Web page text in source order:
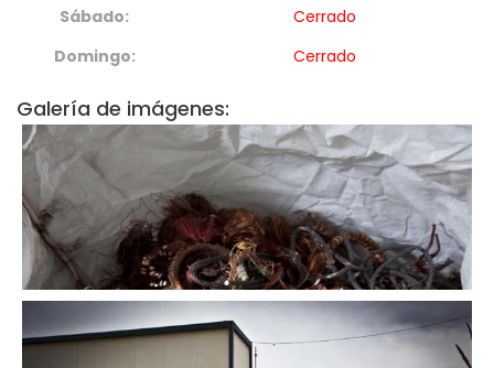
Sábado:
Cerrado
Domingo:
Cerrado
Galería de imágenes: